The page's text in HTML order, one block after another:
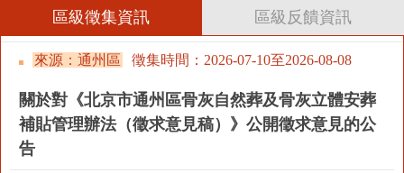
ESPAÑOL العربية PORTUGUÊS
區級徵集資訊 區級反饋資訊
來源：通州區 徵集時間： 2026-07-10至2026-08-08
關於對《北京市通州區骨灰自然葬及骨灰立體安葬
補貼管理辦法（徵求意見稿）》公開徵求意見的公
告